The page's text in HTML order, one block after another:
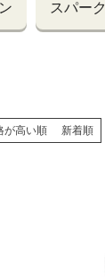
スパーク
が高い順 新着順